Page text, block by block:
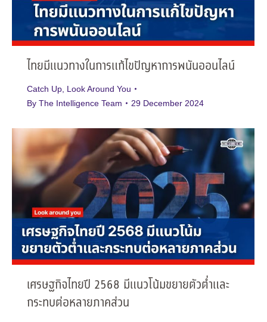
ไทยมีแนวทางในการแก้ไขปัญหาการพนันออนไลน์
Catch Up Look Around You
By The Intelligence Team 29 December 2024
เศรษฐกิจไทยปี 2568 มีแนวโน้มขยายตัวต่ำและ
กระทบต่อหลายภาคส่วน